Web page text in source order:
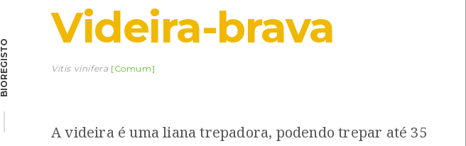
BIOREGISTO
Videira-brava
Vitis vinifera [Comum]
A videira é uma liana trepadora, podendo trepar até 35